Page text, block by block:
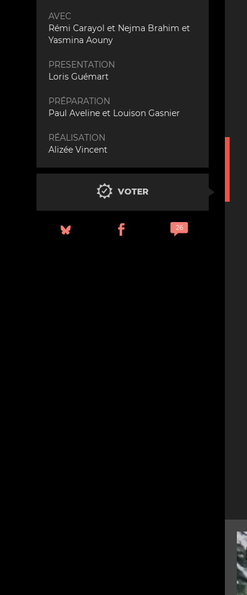
AVEC
Rémi Carayol et Nejma Brahim et
Yasmina Aouny
PRESENTATION
Loris Guémart
PRÉPARATION
Paul Aveline et Louison Gasnier
RÉALISATION
Alizée Vincent
VOTER